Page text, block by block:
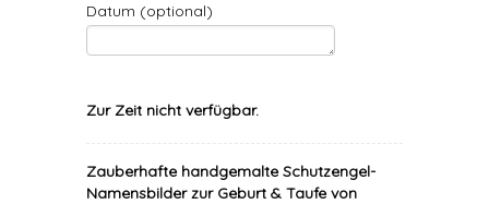
Datum (optional)
Zur Zeit nicht verfügbar.
Zauberhafte handgemalte Schutzengel-
Namensbilder zur Geburt & Taufe von